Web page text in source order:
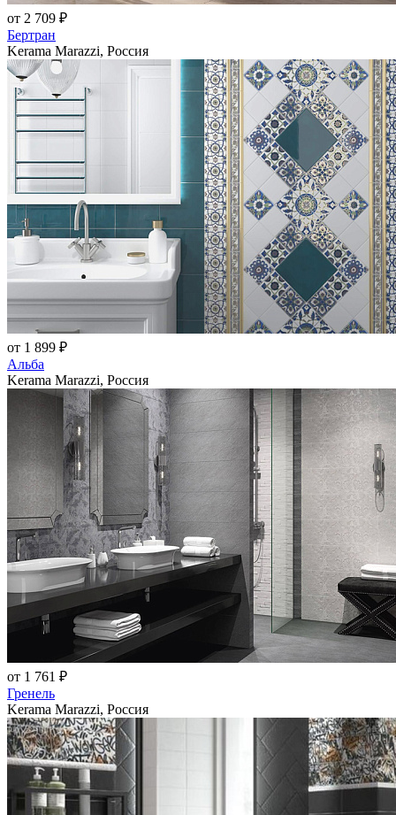
от 2 709 ₽
Бертран
Kerama Marazzi, Россия
от 1 899 ₽
Альба
Kerama Marazzi, Россия
от 1 761 ₽
Гренель
Kerama Marazzi, Россия